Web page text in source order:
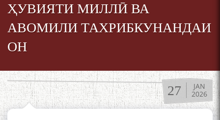
ҲУВИЯТИ МИЛЛӢ ВА
АВОМИЛИ ТАХРИБКУНАНДАИ
ОН
27
JAN
2026